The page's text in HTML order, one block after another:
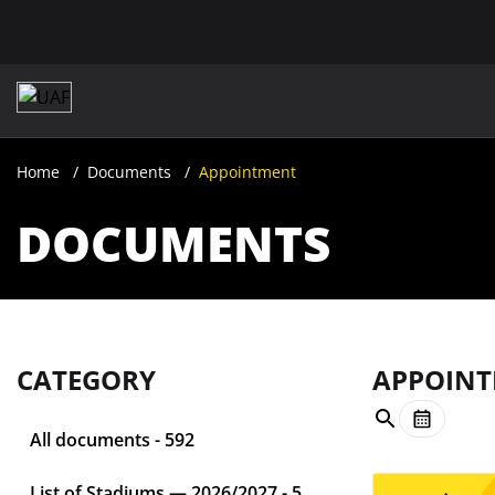
Home Documents Appointment
DOCUMENTS
CATEGORY
All documents - 592